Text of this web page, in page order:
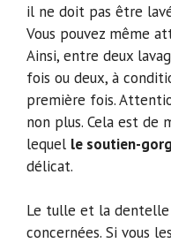
il ne doit pas être
Vous pouvez même
Ainsi, entre deux
fois ou deux, à
première fois.
non plus. Cela est de
lequel le soutien-
délicat.
Le tulle et la
concernées. Si vous